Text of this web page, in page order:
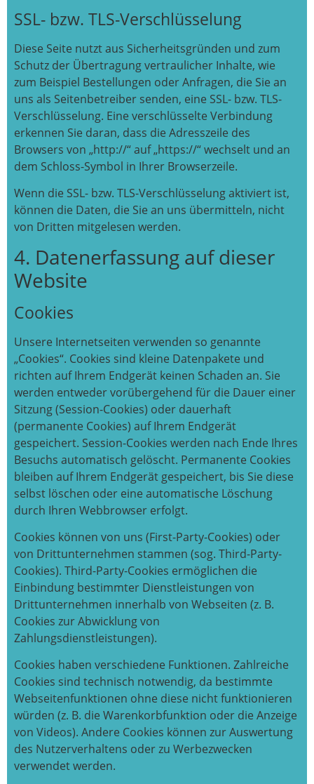
SSL- bzw. TLS-Verschlüsselung
Diese Seite nutzt aus Sicherheitsgründen und zum
Schutz der Übertragung vertraulicher Inhalte, wie
zum Beispiel Bestellungen oder Anfragen, die Sie an
uns als Seitenbetreiber senden, eine SSL- bzw. TLS-
Verschlüsselung. Eine verschlüsselte Verbindung
erkennen Sie daran, dass die Adresszeile des
Browsers von „http://“ auf „https://“ wechselt und an
dem Schloss-Symbol in Ihrer Browserzeile.
Wenn die SSL- bzw. TLS-Verschlüsselung aktiviert ist,
können die Daten, die Sie an uns übermitteln, nicht
von Dritten mitgelesen werden.
4. Datenerfassung auf dieser
Website
Cookies
Unsere Internetseiten verwenden so genannte
„Cookies“. Cookies sind kleine Datenpakete und
richten auf Ihrem Endgerät keinen Schaden an. Sie
werden entweder vorübergehend für die Dauer einer
Sitzung (Session-Cookies) oder dauerhaft
(permanente Cookies) auf Ihrem Endgerät
gespeichert. Session-Cookies werden nach Ende Ihres
Besuchs automatisch gelöscht. Permanente Cookies
bleiben auf Ihrem Endgerät gespeichert, bis Sie diese
selbst löschen oder eine automatische Löschung
durch Ihren Webbrowser erfolgt.
Cookies können von uns (First-Party-Cookies) oder
von Drittunternehmen stammen (sog. Third-Party-
Cookies). Third-Party-Cookies ermöglichen die
Einbindung bestimmter Dienstleistungen von
Drittunternehmen innerhalb von Webseiten (z. B.
Cookies zur Abwicklung von
Zahlungsdienstleistungen).
Cookies haben verschiedene Funktionen. Zahlreiche
Cookies sind technisch notwendig, da bestimmte
Webseitenfunktionen ohne diese nicht funktionieren
würden (z. B. die Warenkorbfunktion oder die Anzeige
von Videos). Andere Cookies können zur Auswertung
des Nutzerverhaltens oder zu Werbezwecken
verwendet werden.